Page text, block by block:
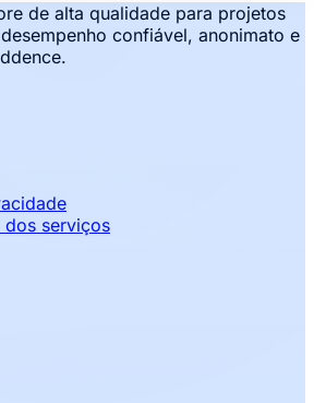
de alta qualidade para projetos
confiável, anonimato e
dos serviços